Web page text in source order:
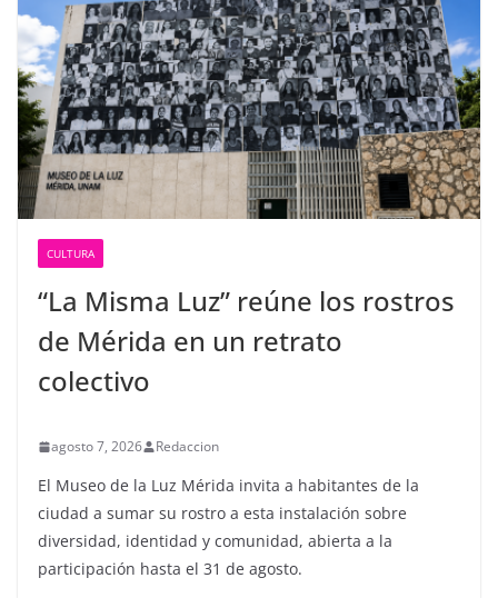
CULTURA
“La Misma Luz” reúne los rostros
de Mérida en un retrato
colectivo
agosto 7, 2026 Redaccion
El Museo de la Luz Mérida invita a habitantes de la
ciudad a sumar su rostro a esta instalación sobre
diversidad, identidad y comunidad, abierta a la
participación hasta el 31 de agosto.